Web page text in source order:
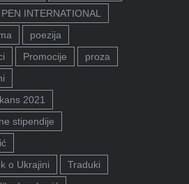
PEN INTERNATIONAL
poezija
Promocije
proza
2021
stipendije
o Ukrajini
Traduki